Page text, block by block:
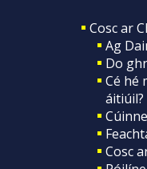
Cosc ar
Ag
Do
Cé hé
áitiúil?
Cosc